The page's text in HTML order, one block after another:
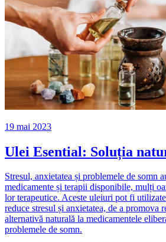
19 mai 2023
Ulei Esential: Soluția
Stresul, anxietatea și problemele de somn
medicamente și terapii disponibile, mulți
lor terapeutice. Aceste uleiuri pot fi
reduce stresul și anxietatea, de a promova
alternativă naturală la medicamentele
problemele de somn.